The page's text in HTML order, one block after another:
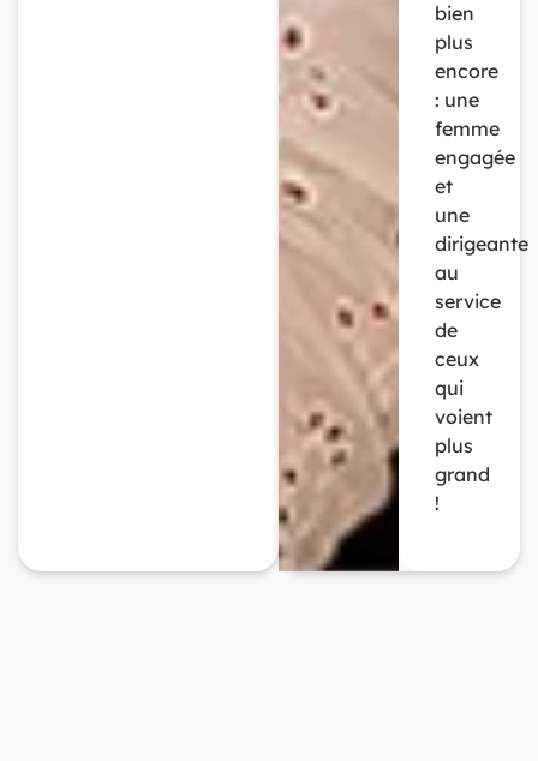
bien
plus
encore
: une
femme
engagée
et
une
dirigeante
au
service
de
ceux
qui
voient
plus
grand
!